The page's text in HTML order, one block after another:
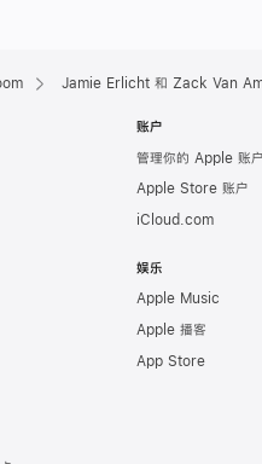
Jamie Erlicht 和 Zack Van
账户
管理你的 Apple 账户
Apple Store 账户
iCloud.com
娱乐
Apple Music
Apple 播客
App Store